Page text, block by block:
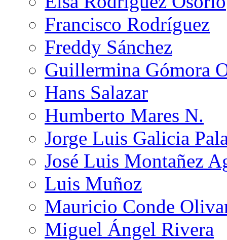
Francisco Rodríguez
Freddy Sánchez
Guillermina Gómora
Hans Salazar
Humberto Mares N.
Jorge Luis Galicia
José Luis Montañez
Luis Muñoz
Mauricio Conde
Miguel Ángel Rivera